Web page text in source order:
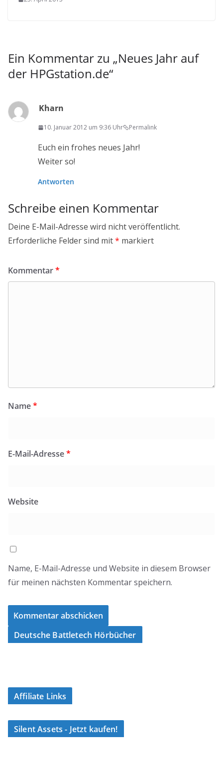
Ein Kommentar zu „Neues Jahr auf
der HPGstation.de“
Kharn
10. Januar 2012 um 9:36 Uhr Permalink
Euch ein frohes neues Jahr!
Weiter so!
Antworten
Schreibe einen Kommentar
Deine E-Mail-Adresse wird nicht veröffentlicht.
Erforderliche Felder sind mit* markiert
Kommentar*
Name*
E-Mail-Adresse*
Website
Name, E-Mail-Adresse und Website in diesem Browser
für meinen nächsten Kommentar speichern.
Deutsche Battletech Hörbücher
Affiliate Links
Silent Assets - Jetzt kaufen!